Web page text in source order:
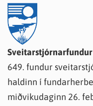
Sveitarstjórnarfundur
649. fundur
haldinn í
miðvikudaginn 26.